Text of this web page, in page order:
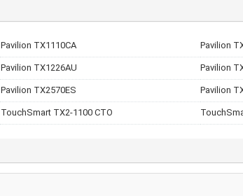
Pavilion TX1110CA Pavilion
Pavilion TX1226AU Pavilion
Pavilion TX2570ES Pavilion
TouchSmart TX2-1100 CTO